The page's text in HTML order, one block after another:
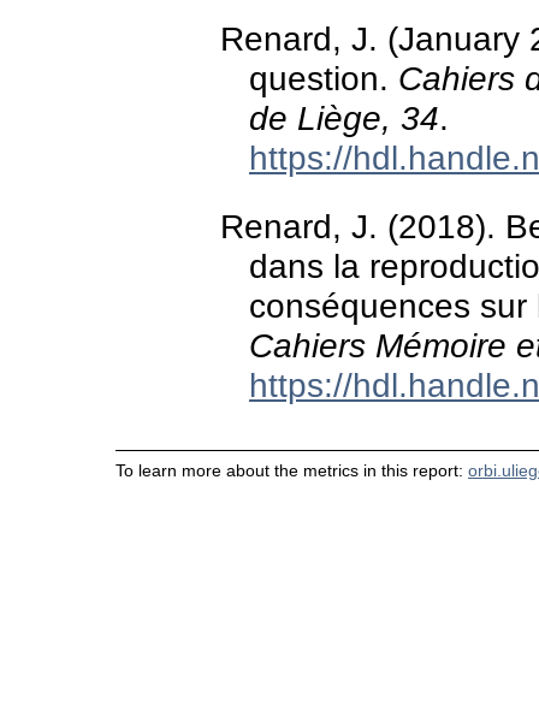
Renard, J. (January
question. Cahiers
de Liège, 34.
https://
Renard, J. (2018).
dans la
conséquences
Cahiers Mémoire
https://
To learn more about the metrics in this report: